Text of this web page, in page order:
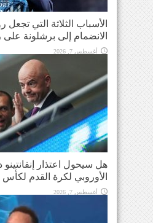
الأسباب الثلاثة التي
الانضمام إلى برشلونة على
أغسطس 7, 2026
هل سيحول اعتذار
الأوروبي لكرة القدم لكأس
أغسطس 7, 2026